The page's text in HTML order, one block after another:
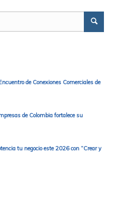
de Conexiones Comerciales de
de Colombia fortalece su
tu negocio este 2026 con “Crear y